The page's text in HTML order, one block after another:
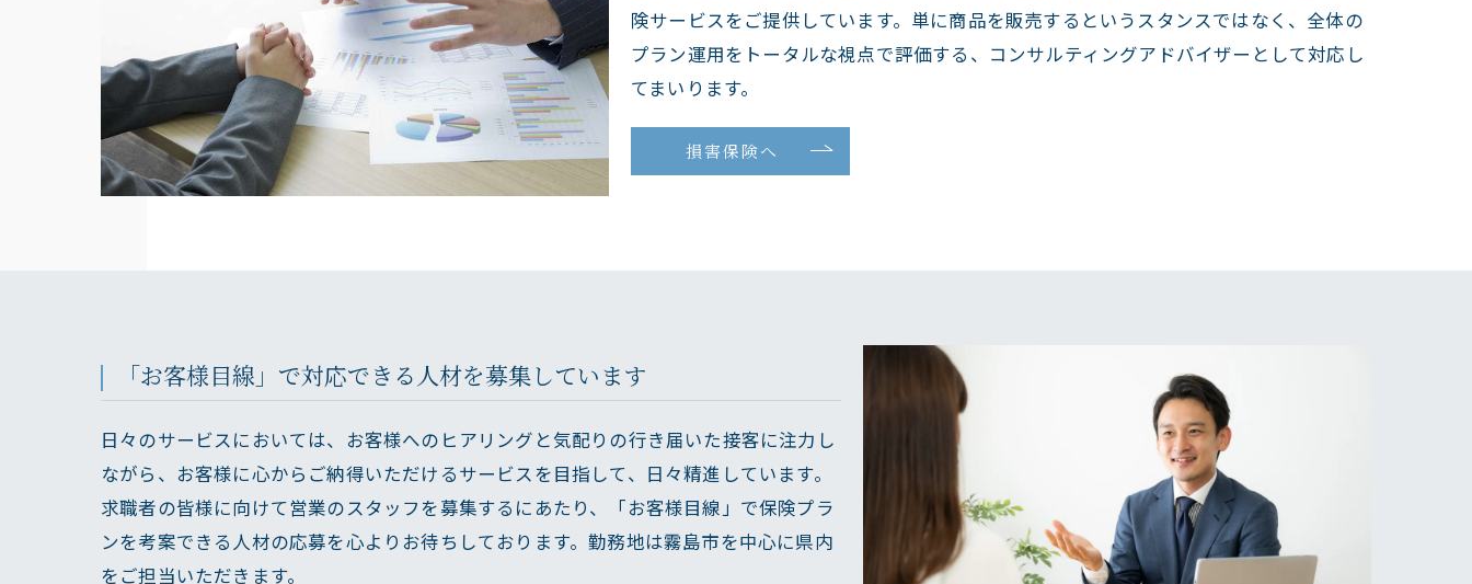
険サービスをご提供しています。単に商品を販売するというスタンスではなく、全体の
プラン運用をトータルな視点で評価する、コンサルティングアドバイザーとして対応し
てまいります。
損害保険へ
「お客様目線」で対応できる人材を募集しています
日々のサービスにおいては、お客様へのヒアリングと気配りの行き届いた接客に注力し
ながら、お客様に心からご納得いただけるサービスを目指して、日々精進しています。
求職者の皆様に向けて営業のスタッフを募集するにあたり、「お客様目線」で保険プラ
ンを考案できる人材の応募を心よりお待ちしております。勤務地は霧島市を中心に県内
をご担当いただきます。